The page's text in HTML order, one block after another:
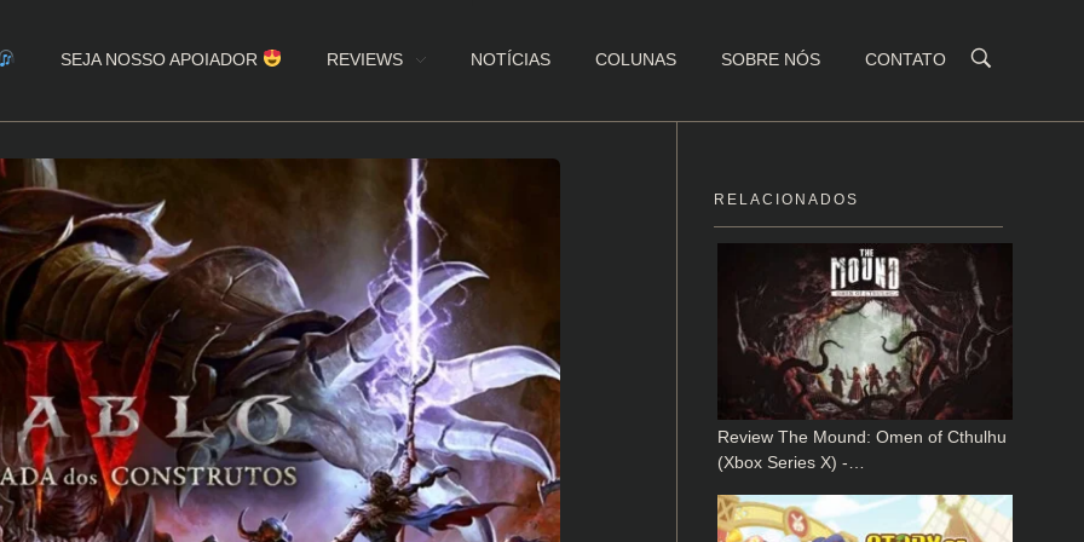
SEJA NOSSO APOIADOR REVIEWS NOTÍCIAS COLUNAS SOBRE NÓS CONTATO
RELACIONADOS
Review The Mound: Omen of Cthulhu
(Xbox Series X) -…